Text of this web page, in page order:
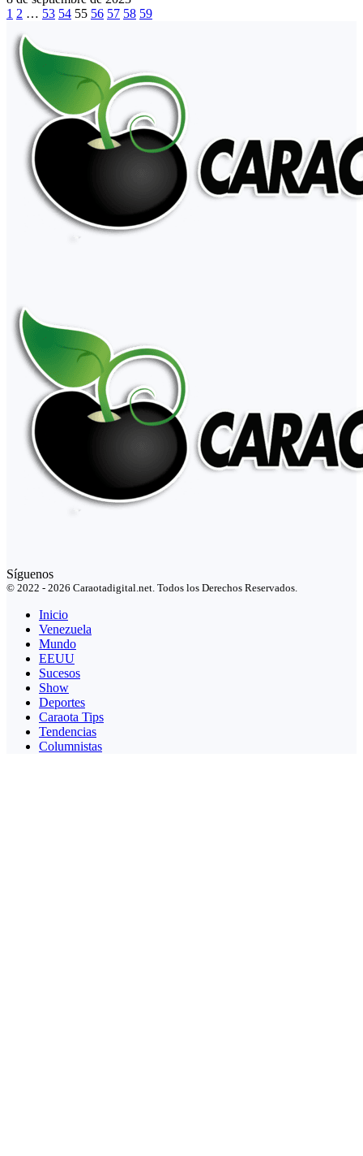
1 2 … 53 54 55 56 57 58 59
Síguenos
© 2022 - 2026 Caraotadigital.net. Todos los Derechos Reservados.
Inicio
Venezuela
Mundo
EEUU
Sucesos
Show
Deportes
Caraota Tips
Tendencias
Columnistas